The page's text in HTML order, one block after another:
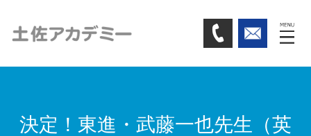
決定！東進・武藤一也先生（英